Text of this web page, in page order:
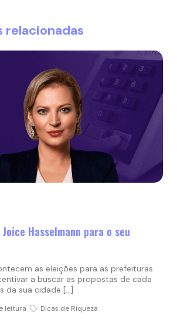
relacionadas
Hasselmann para o seu
as eleições para as prefeituras
a buscar as propostas de cada
da sua cidade […]
leitura Dicas de Riqueza